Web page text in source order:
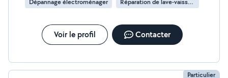
Dépannage électroménager
Réparation de lave-vaisselle
Voir le profil Contacter
Particulier